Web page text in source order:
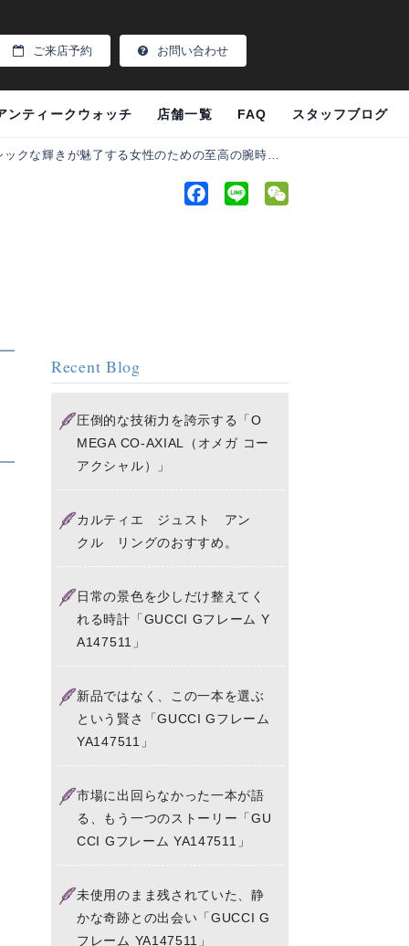
ご来店予約 お問い合わせ
ンティークウォッチ 店舗一覧 FAQ スタッフブログ
な輝きが魅了する女性のための至高の腕時計！
Recent Blog
圧倒的な技術力を誇示する「O
MEGA CO-AXIAL（オメガ コー
アクシャル）」
カルティエ ジュスト アン
クル リングのおすすめ。
日常の景色を少しだけ整えてく
れる時計「GUCCI Gフレーム Y
A147511」
新品ではなく、この一本を選ぶ
という賢さ「GUCCI Gフレーム
YA147511」
市場に出回らなかった一本が語
る、もう一つのストーリー「GU
CCI Gフレーム YA147511」
未使用のまま残されていた、静
かな奇跡との出会い「GUCCI G
フレーム YA147511」